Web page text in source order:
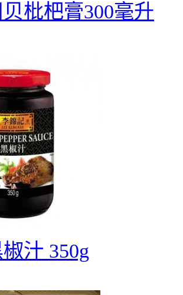
枇杷膏300毫升
汁 350g